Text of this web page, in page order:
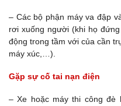
– Các bộ phận máy va đập
rơi xuống người (khi họ
động trong tầm với của cần
máy xúc,…).
Gặp sự cố tai nạn điện
– Xe hoặc máy thi công đè